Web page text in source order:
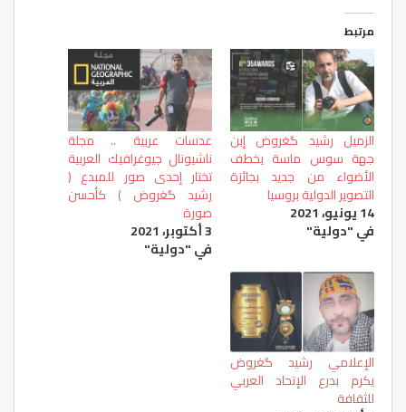
مرتبط
الزميل رشيد گغروض إبن
جهة سوس ماسة يخطف
الأضواء من جديد بجائزة
التصوير الدولية بروسيا
14 يونيو، 2021
في "دولية"
عدسات عربية .. مجلة
ناشيونال جيوغرافيك العربية
تختار إحدى صور للمبدع (
رشيد گغروض ) كأحسن
صورة
3 أكتوبر، 2021
في "دولية"
الإعلامي رشيد گغروض
يكرم بدرع الإتحاد العربي
للثقافة